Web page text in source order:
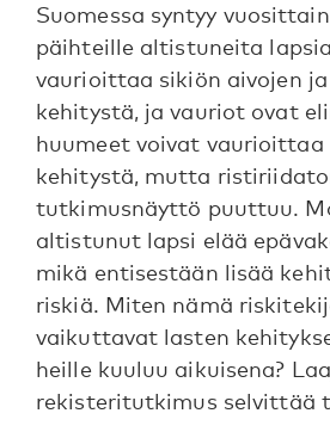
Suomessa syntyy
päihteille altistuneita
vaurioittaa sikiön aivojen
kehitystä, ja vauriot ovat
huumeet voivat vaurioittaa
kehitystä, mutta
tutkimusnäyttö puuttuu.
altistunut lapsi elää
mikä entisestään lisää
riskiä. Miten nämä
vaikuttavat lasten
heille kuuluu aikuisena?
rekisteritutkimus selvittää